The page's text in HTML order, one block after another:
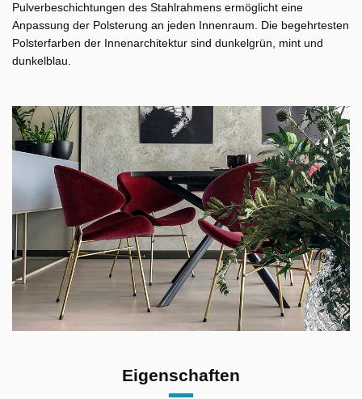
Pulverbeschichtungen des Stahlrahmens ermöglicht eine
Anpassung der Polsterung an jeden Innenraum. Die begehrtesten
Polsterfarben der Innenarchitektur sind dunkelgrün, mint und
dunkelblau.
Eigenschaften